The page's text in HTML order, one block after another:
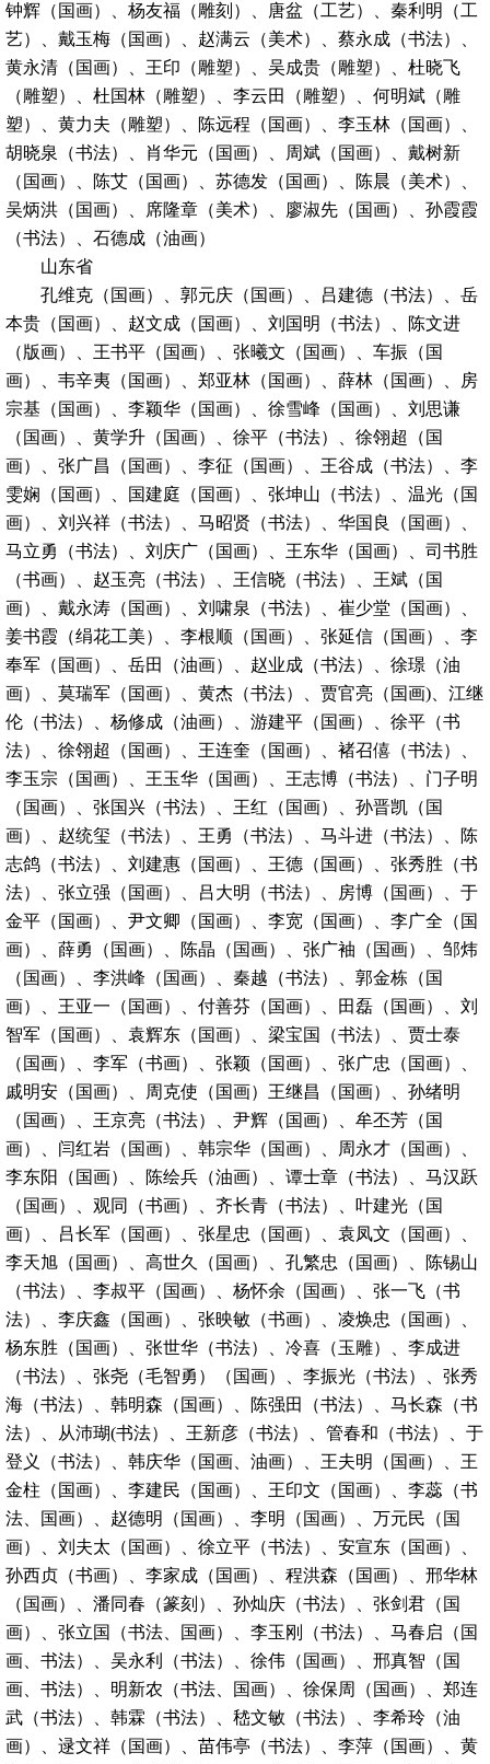
钟辉（国画）、杨友福（雕刻）、唐盆（工艺）、秦利明（工
艺）、戴玉梅（国画）、赵满云（美术）、蔡永成（书法）、
黄永清（国画）、王印（雕塑）、吴成贵（雕塑）、杜晓飞
（雕塑）、杜国林（雕塑）、李云田（雕塑）、何明斌（雕
塑）、黄力夫（雕塑）、陈远程（国画）、李玉林（国画）、
胡晓泉（书法）、肖华元（国画）、周斌（国画）、戴树新
（国画）、陈艾（国画）、苏德发（国画）、陈晨（美术）、
吴炳洪（国画）、席隆章（美术）、廖淑先（国画）、孙霞霞
（书法）、石德成（油画）
山东省
孔维克（国画）、郭元庆（国画）、吕建德（书法）、岳
本贵（国画）、赵文成（国画）、刘国明（书法）、陈文进
（版画）、王书平（国画）、张曦文（国画）、车振（国
画）、韦辛夷（国画）、郑亚林（国画）、薛林（国画）、房
宗基（国画）、李颖华（国画）、徐雪峰（国画）、刘思谦
（国画）、黄学升（国画）、徐平（书法）、徐翎超（国
画）、张广昌（国画）、李征（国画）、王谷成（书法）、李
雯娴（国画）、国建庭（国画）、张坤山（书法）、温光（国
画）、刘兴祥（书法）、马昭贤（书法）、华国良（国画）、
马立勇（书法）、刘庆广（国画）、王东华（国画）、司书胜
（书画）、赵玉亮（书法）、王信晓（书法）、王斌（国
画）、戴永涛（国画）、刘啸泉（书法）、崔少堂（国画）、
姜书霞（绢花工美）、李根顺（国画）、张延信（国画）、李
奉军（国画）、岳田（油画）、赵业成（书法）、徐璟（油
画）、莫瑞军（国画）、黄杰（书法）、贾官亮（国画)、江继
伦（书法）、杨修成（油画）、游建平（国画）、徐平（书
法）、徐翎超（国画）、王连奎（国画）、褚召僖（书法）、
李玉宗（国画）、王玉华（国画）、王志博（书法）、门子明
（国画）、张国兴（书法）、王红（国画）、孙晋凯（国
画）、赵统玺（书法）、王勇（书法）、马斗进（书法）、陈
志鸽（书法）、刘建惠（国画）、王德（国画）、张秀胜（书
法）、张立强（国画）、吕大明（书法）、房博（国画）、于
金平（国画）、尹文卿（国画）、李宽（国画）、李广全（国
画）、薛勇（国画）、陈晶（国画）、张广袖（国画）、邹炜
（国画）、李洪峰（国画）、秦越（书法）、郭金栋（国
画）、王亚一（国画）、付善芬（国画）、田磊（国画）、刘
智军（国画）、袁辉东（国画）、梁宝国（书法）、贾士泰
（国画）、李军（书画）、张颖（国画）、张广忠（国画）、
戚明安（国画）、周克使（国画）王继昌（国画）、孙绪明
（国画）、王京亮（书法）、尹辉（国画）、牟丕芳（国
画）、闫红岩（国画）、韩宗华（国画）、周永才（国画）、
李东阳（国画）、陈绘兵（油画）、谭士章（书法）、马汉跃
（国画）、观同（书画）、齐长青（书法）、叶建光（国
画）、吕长军（国画）、张星忠（国画）、袁凤文（国画）、
李天旭（国画）、高世久（国画）、孔繁忠（国画）、陈锡山
（书法）、李叔平（国画）、杨怀余（国画）、张一飞（书
法）、李庆鑫（国画）、张映敏（书画）、凌焕忠（国画）、
杨东胜（国画）、张世华（书法）、冷喜（玉雕）、李成进
（书法）、张尧（毛智勇）（国画）、李振光（书法）、张秀
海（书法）、韩明森（国画）、陈强田（书法）、马长森（书
法）、从沛瑚(书法）、王新彦（书法）、管春和（书法）、于
登义（书法）、韩庆华（国画、油画）、王夫明（国画）、王
金柱（国画）、李建民（国画）、王印文（国画）、李蕊（书
法、国画）、赵德明（国画）、李明（国画）、万元民（国
画）、刘夫太（国画）、徐立平（书法）、安宣东（国画）、
孙西贞（书画）、李家成（国画）、程洪森（国画）、邢华林
（国画）、潘同春（篆刻）、孙灿庆（书法）、张剑君（国
画）、张立国（书法、国画）、李玉刚（书法）、马春启（国
画、书法）、吴永利（书法）、徐伟（国画）、邢真智（国
画、书法）、明新农（书法、国画）、徐保周（国画）、郑连
武（书法）、韩霖（书法）、嵇文敏（书法）、李希玲（油
画）、逯文祥（国画）、苗伟亭（书法）、李萍（国画）、黄